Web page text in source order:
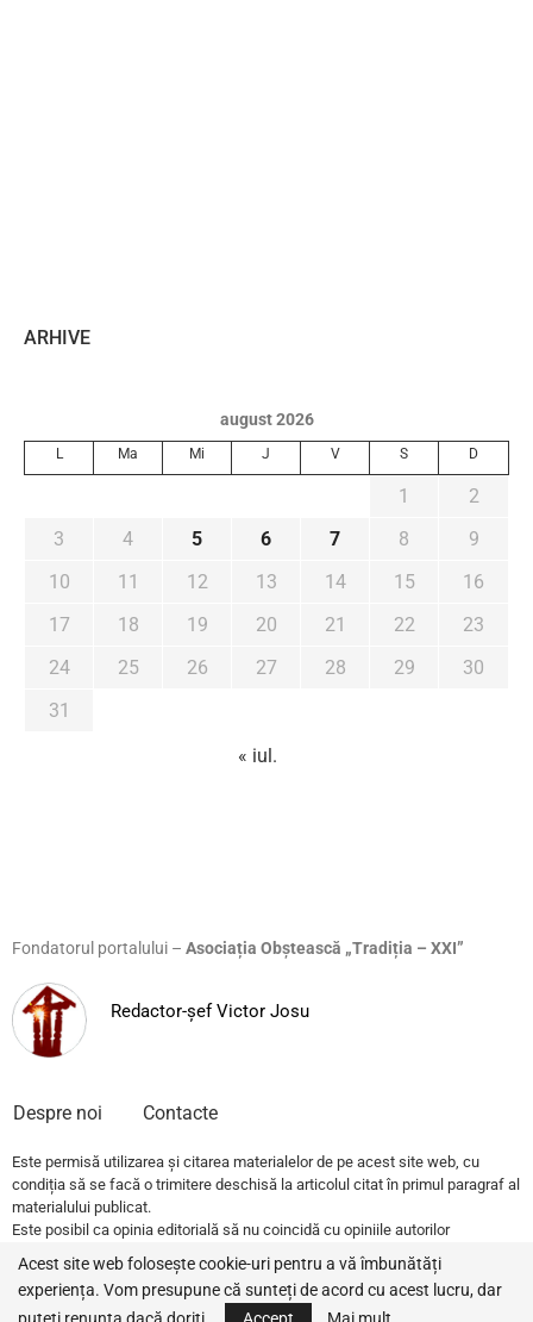
ARHIVE
august 2026
L Ma Mi J V S D
1
2
3
4 5 6 7 8
9
10
11 12 13 14 15
16
17
18 19 20 21 22
23
24
25 26 27 28 29
30
31
« iul.
Fondatorul portalului – Asociația Obștească „Tradiția – XXI”
Redactor-șef Victor Josu
Despre noi Contacte
Este permisă utilizarea și citarea materialelor de pe acest site web, cu
condiția să se facă o trimitere deschisă la articolul citat în primul paragraf al
materialului publicat.
Este posibil ca opinia editorială să nu coincidă cu opiniile autorilor
publicațiilor.
© 2022 – All Rights Reserved.Traditia.md
Acest site web folosește cookie-uri pentru a vă îmbunătăți
experiența. Vom presupune că sunteți de acord cu acest lucru, dar